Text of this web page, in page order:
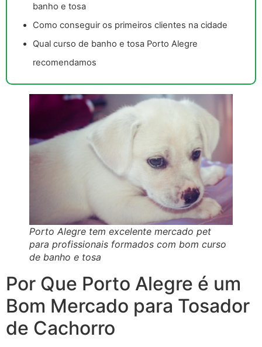
banho e tosa
Como conseguir os primeiros clientes na cidade
Qual curso de banho e tosa Porto Alegre
recomendamos
Porto Alegre tem excelente mercado pet
para profissionais formados com bom curso
de banho e tosa
Por Que Porto Alegre é um
Bom Mercado para Tosador
de Cachorro